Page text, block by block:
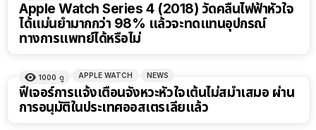
Apple Watch Series 4 (2018) วัดคลื่นไฟฟ้าหัวใจ
ได้แม่นยำมากกว่า 98% แล้วจะทดแทนอุปกรณ์
ทางการแพทย์ได้หรือไม่
1000 ดู APPLE WATCH NEWS
ฟีเจอร์การแจ้งเตือนจังหวะหัวใจเต้นไม่สม่ำเสมอ ผ่าน
การอนุมัติในประเทศออสเตรเลียแล้ว